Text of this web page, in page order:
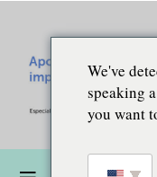
We've
speaking
you want